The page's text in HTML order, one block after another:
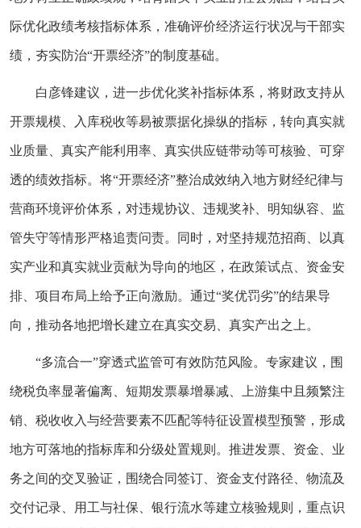
际优化政绩考核指标体系，准确评价经济运行状况与干部实
绩，夯实防治“开票经济”的制度基础。
白彦锋建议，进一步优化奖补指标体系，将财政支持从
开票规模、入库税收等易被票据化操纵的指标，转向真实就
业质量、真实产能利用率、真实供应链带动等可核验、可穿
透的绩效指标。将“开票经济”整治成效纳入地方财经纪律与
营商环境评价体系，对违规协议、违规奖补、明知纵容、监
管失守等情形严格追责问责。同时，对坚持规范招商、以真
实产业和真实就业贡献为导向的地区，在政策试点、资金安
排、项目布局上给予正向激励。通过“奖优罚劣”的结果导
向，推动各地把增长建立在真实交易、真实产出之上。
“多流合一”穿透式监管可有效防范风险。专家建议，围
绕税负率显著偏离、短期发票暴增暴减、上游集中且频繁注
销、税收收入与经营要素不匹配等特征设置模型预警，形成
地方可落地的指标库和分级处置规则。推进发票、资金、业
务之间的交叉验证，围绕合同签订、资金支付路径、物流及
交付记录、用工与社保、银行流水等建立核验规则，重点识